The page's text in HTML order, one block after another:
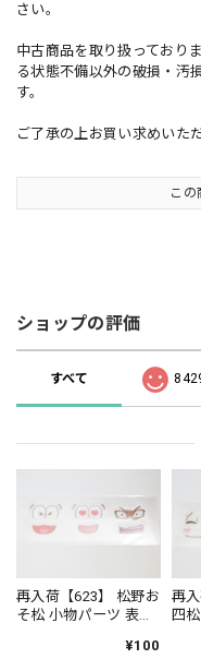
さい。
中古商品を取り扱っており
る状態不備以外の破損・汚
す。
ご了承の上お買い求めいた
この
ショップの評価
すべて
再入荷【623】 松野お
そ松 小物パーツ 表情
¥100
再
四